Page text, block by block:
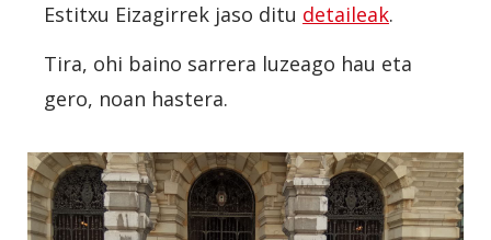
Estitxu Eizagirrek jaso ditu detaileak.
Tira, ohi baino sarrera luzeago hau eta
gero, noan hastera.